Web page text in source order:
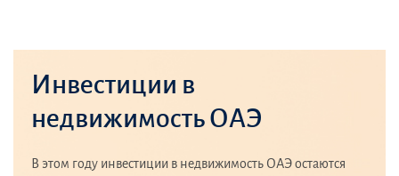
Инвестиции в
недвижимость ОАЭ
В этом году инвестиции в недвижимость ОАЭ остаются